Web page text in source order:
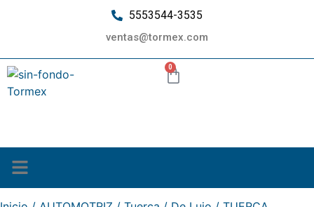
5553544-3535
ventas@tormex.com
0